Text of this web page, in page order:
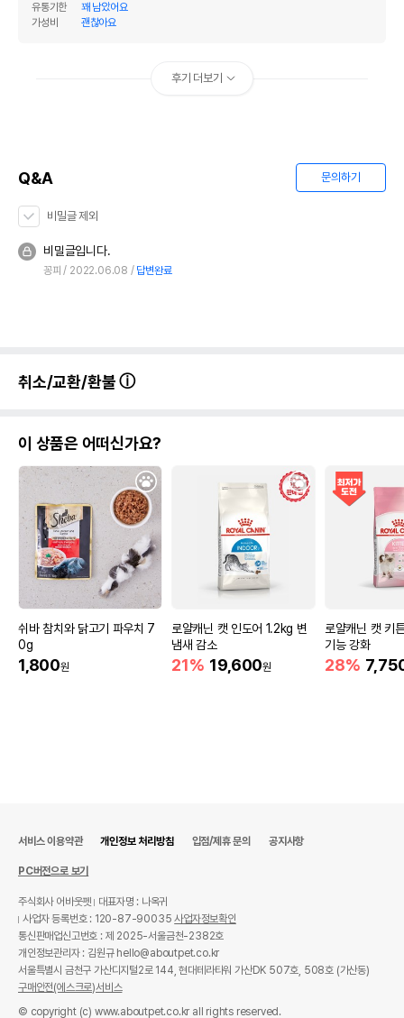
유통기한
꽤 남았어요
가성비
괜찮아요
후기 더보기
Q&A 문의하기
비밀글 제외
비밀글입니다.
꽁피 2022.06.08 답변완료
취소/교환/환불
이 상품은 어떠신가요?
쉬바 참치와 닭고기 파우치 7
0g
1,800원
로얄캐닌 캣 인도어 1.2kg 변
냄새 감소
21% 19,600원
로얄캐닌 캣 키
기능 강화
28%
서비스 이용약관 개인정보 처리방침 입점/제휴 문의 공지사항
PC버전으로 보기
주식회사 어바웃펫
대표자명 : 나옥귀
사업자 등록번호 : 120-87-90035사업자정보확인
통신판매업신고번호 : 제 2025-서울금천-2382호
개인정보관리자 : 김원규 hello@aboutpet.co.kr
서울특별시 금천구 가산디지털2로 144, 현대테라타워 가산DK 507호, 508호 (가산동)
구매안전(에스크로)서비스
© copyright (c) www.aboutpet.co.kr all rights reserved.